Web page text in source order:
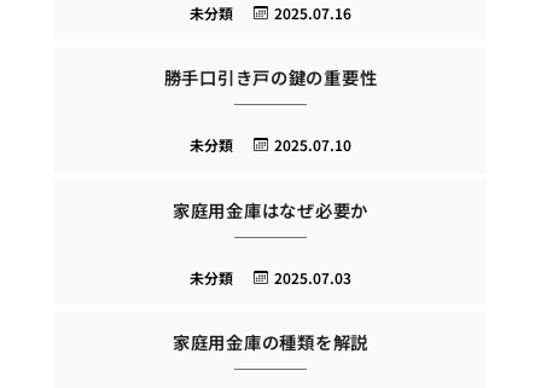
2025.07.16
未分類
勝手口引き戸の鍵の重要性
2025.07.10
未分類
家庭用金庫はなぜ必要か
2025.07.03
未分類
家庭用金庫の種類を解説